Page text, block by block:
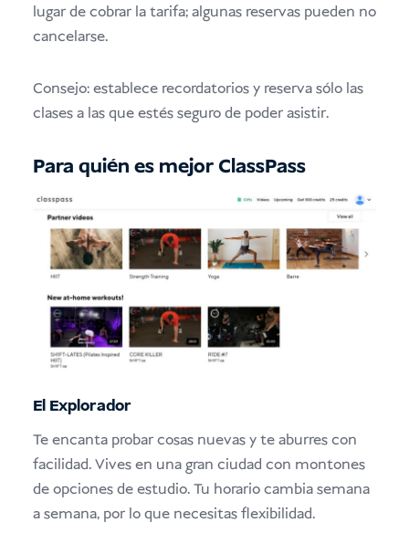
lugar de cobrar la tarifa; algunas reservas pueden no
cancelarse.
Consejo: establece recordatorios y reserva sólo las
clases a las que estés seguro de poder asistir.
Para quién es mejor ClassPass
El Explorador
Te encanta probar cosas nuevas y te aburres con
facilidad. Vives en una gran ciudad con montones
de opciones de estudio. Tu horario cambia semana
a semana, por lo que necesitas flexibilidad.